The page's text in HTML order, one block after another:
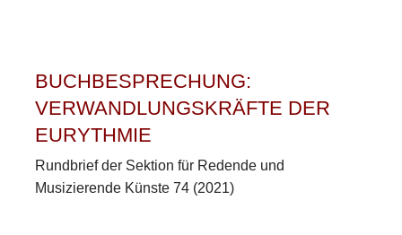
BUCHBESPRECHUNG:
VERWANDLUNGSKRÄFTE DER
EURYTHMIE
Rundbrief der Sektion für Redende und
Musizierende Künste 74 (2021)